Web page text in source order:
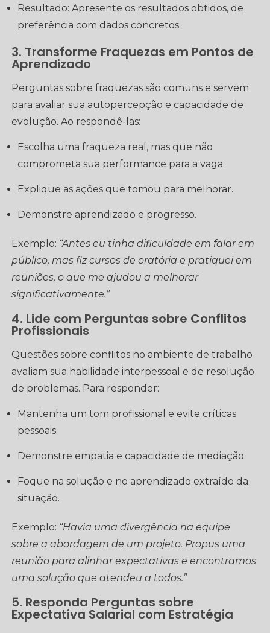
Resultado: Apresente os resultados obtidos, de
preferência com dados concretos.
3. Transforme Fraquezas em Pontos de
Aprendizado
Perguntas sobre fraquezas são comuns e servem
para avaliar sua autopercepção e capacidade de
evolução. Ao respondê-las:
Escolha uma fraqueza real, mas que não
comprometa sua performance para a vaga.
Explique as ações que tomou para melhorar.
Demonstre aprendizado e progresso.
Exemplo: “Antes eu tinha dificuldade em falar em
público, mas fiz cursos de oratória e pratiquei em
reuniões, o que me ajudou a melhorar
significativamente.”
4. Lide com Perguntas sobre Conflitos
Profissionais
Questões sobre conflitos no ambiente de trabalho
avaliam sua habilidade interpessoal e de resolução
de problemas. Para responder:
Mantenha um tom profissional e evite críticas
pessoais.
Demonstre empatia e capacidade de mediação.
Foque na solução e no aprendizado extraído da
situação.
Exemplo: “Havia uma divergência na equipe
sobre a abordagem de um projeto. Propus uma
reunião para alinhar expectativas e encontramos
uma solução que atendeu a todos.”
5. Responda Perguntas sobre
Expectativa Salarial com Estratégia